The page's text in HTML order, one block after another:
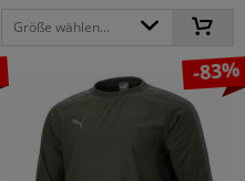
Größe wählen...
-83%